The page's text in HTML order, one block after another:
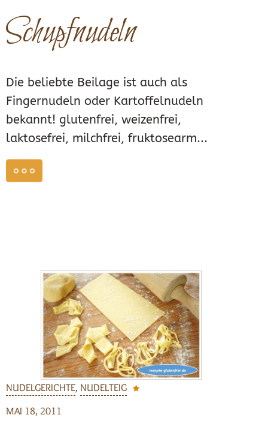
Schupfnudeln
Die beliebte Beilage ist auch als
Fingernudeln oder Kartoffelnudeln
bekannt! glutenfrei, weizenfrei,
laktosefrei, milchfrei, fruktosearm...
NUDELGERICHTE, NUDELTEIG
MAI 18, 2011